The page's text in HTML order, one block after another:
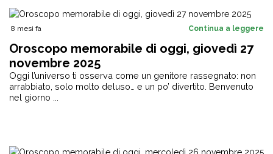
8 mesi fa Continua a leggere
Oroscopo memorabile di oggi, giovedì 27
novembre 2025
Oggi l’universo ti osserva come un genitore rassegnato: non
arrabbiato, solo molto deluso… e un po’ divertito. Benvenuto
nel giorno ...